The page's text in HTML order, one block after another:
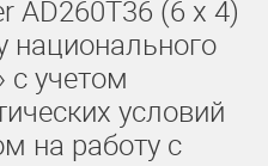
AD260T36 (6 x 4)
национального
с учетом
условий
на работу с